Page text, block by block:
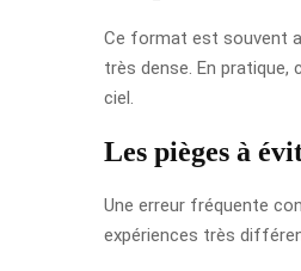
Ce format est souvent
très dense. En pratique,
ciel.
Les pièges à
Une erreur fréquente
expériences très